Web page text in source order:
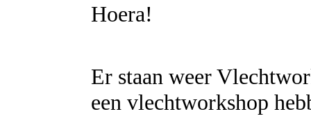
Hoera!
Er staan weer
een vlechtworkshop